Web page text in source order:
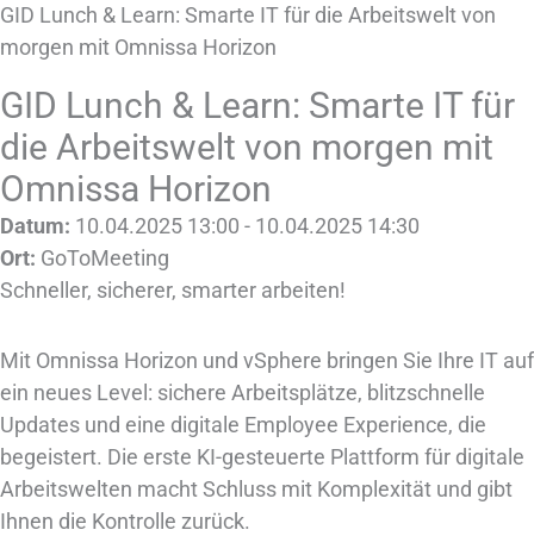
GID Lunch & Learn: Smarte IT für die Arbeitswelt von
morgen mit Omnissa Horizon
GID Lunch & Learn: Smarte IT für
die Arbeitswelt von morgen mit
Omnissa Horizon
Datum: 10.04.2025 13:00 - 10.04.2025 14:30
Ort: GoToMeeting
Schneller, sicherer, smarter arbeiten!
Mit Omnissa Horizon und vSphere bringen Sie Ihre IT auf
ein neues Level: sichere Arbeitsplätze, blitzschnelle
Updates und eine digitale Employee Experience, die
begeistert. Die erste KI-gesteuerte Plattform für digitale
Arbeitswelten macht Schluss mit Komplexität und gibt
Ihnen die Kontrolle zurück.